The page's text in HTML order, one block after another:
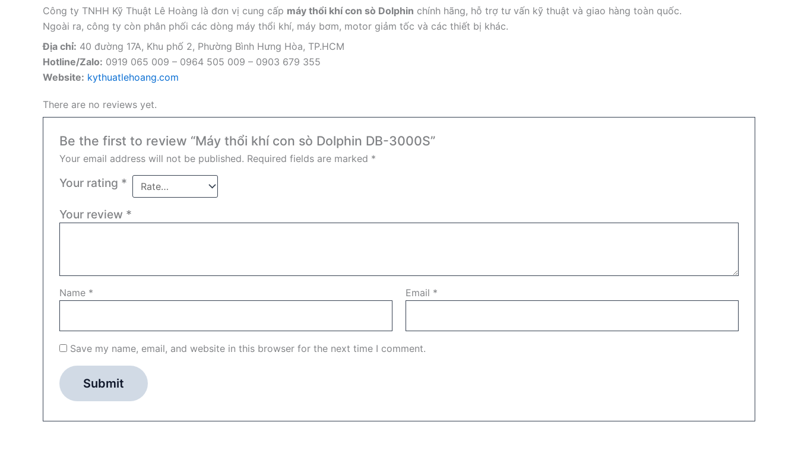
Công ty TNHH Kỹ Thuật Lê Hoàng là đơn vị cung cấp máy thổi khí con sò Dolphin chính hãng, hỗ trợ tư vấn kỹ thuật và giao hàng toàn quốc.
Ngoài ra, công ty còn phân phối các dòng máy thổi khí, máy bơm, motor giảm tốc và các thiết bị khác.
Địa chỉ: 40 đường 17A, Khu phố 2, Phường Bình Hưng Hòa, TP.HCM
Hotline/Zalo: 0919 065 009 – 0964 505 009 – 0903 679 355
Website: kythuatlehoang.com
There are no reviews yet.
Be the first to review “Máy thổi khí con sò Dolphin DB-3000S”
Your email address will not be published. Required fields are marked *
Your rating *
Your review *
Name * Email *
Save my name, email, and website in this browser for the next time I comment.